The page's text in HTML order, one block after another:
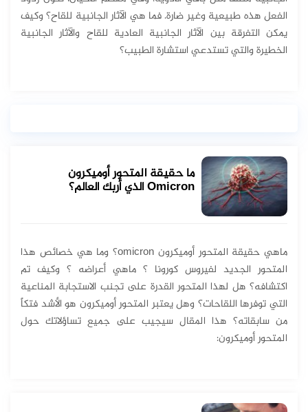
الفعل هذه طبيعية وغير ضارة. فما هي الآثار الجانبية للقاح؟ وكيف
يمكن التفرقة بين الآثار الجانبية العادية للقاح والآثار الجانبية
الخطيرة والتي تستدعي استشارة الطبيب؟
ما حقيقة المتحور أوميكرون
Omicron الذي أربك العالم؟
ماهي حقيقة المتحور أوميكرون omicron؟ وما هي خصائص هذا
المتحور الجديد لفيروس كورونا ؟ ماهي أعراضه ؟ وكيف تم
اكتشافه؟ هل لهذا المتحور القدرة على تجنب الاستجابة المناعية
التي توفرها اللقاحات؟ وهل يعتبر المتحور أوميكرون هو الأشد فتكاً
من سابقاته؟ هذا المقال سيجيب على جميع تساؤلاتك حول
المتحور أوميكرون: